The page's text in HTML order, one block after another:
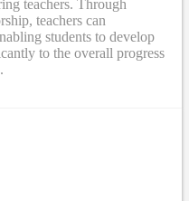
teachers. Through
teachers can
students to develop
to the overall progress